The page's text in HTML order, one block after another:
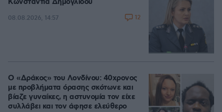
Κωνσταντία Δημογλίδου
08.08.2026, 14:57 12
Ο «Δράκος» του Λονδίνου: 40χρονος
με προβλήματα όρασης σκότωνε και
βίαζε γυναίκες, η αστυνομία τον είχε
συλλάβει και τον άφησε ελεύθερο